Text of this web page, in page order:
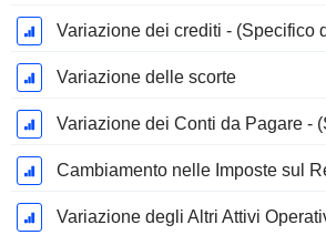
Variazione dei crediti - (Specifico
Variazione delle scorte
Cambiamento nelle Imposte sul